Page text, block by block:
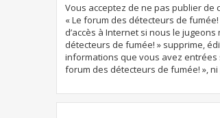
Vous acceptez de ne pas publier
« Le forum des détecteurs de
d’accès à Internet si nous le
détecteurs de fumée! » supprime,
informations que vous avez
forum des détecteurs de fumée! »,